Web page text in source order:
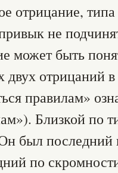
отрицание,
не
может быть
двух отрицаний
правилам»
Близкой по
был последний
по